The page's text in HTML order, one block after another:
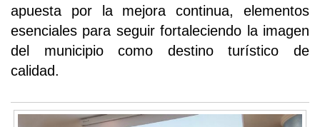
apuesta por la mejora continua, elementos
esenciales para seguir fortaleciendo la imagen
del municipio como destino turístico de
calidad.